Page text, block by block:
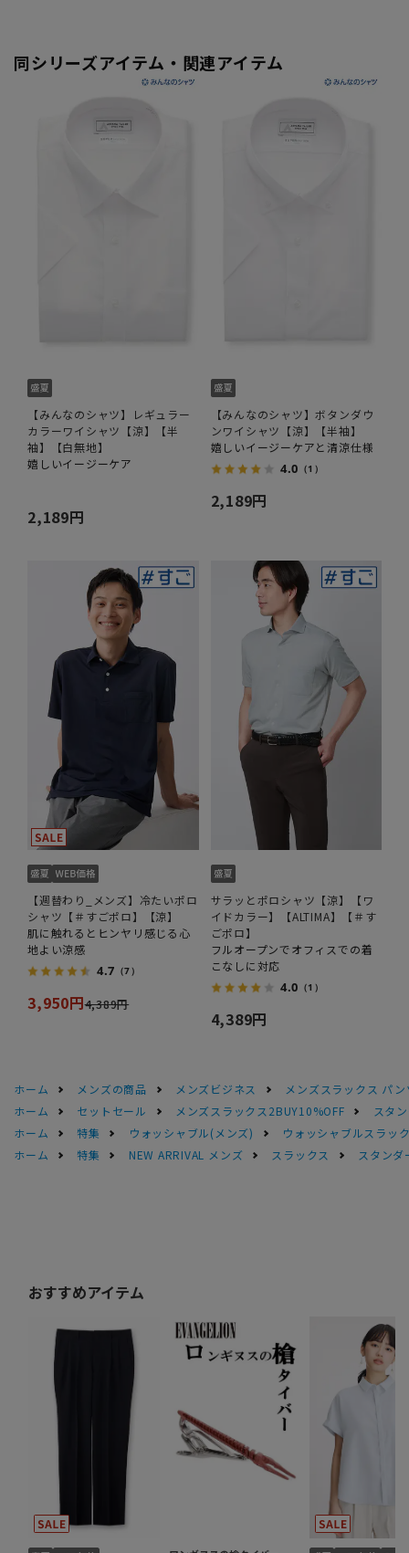
同シリーズアイテム・関連アイテム
【みんなのシャツ】レギュラー
カラーワイシャツ【涼】【半
袖】【白無地】
嬉しいイージーケア
2,189円
【みんなのシャツ】ボタンダウ
ンワイシャツ【涼】【半袖】
嬉しいイージーケアと清涼仕様
4.0 （1）
2,189円
【週替わり_メンズ】冷たいポロ
シャツ【＃すごポロ】【涼】
肌に触れるとヒンヤリ感じる心
地よい涼感
4.7 （7）
3,950円4,389円
サラッとポロシャツ【涼】【ワ
イドカラー】【ALTIMA】【＃す
ごポロ】
フルオープンでオフィスでの着
こなしに対応
4.0 （1）
4,389円
ホーム メンズの商品 メンズビジネス
メンズスラックス パン
ホーム
セットセール メンズスラックス2BUY10%OFF
スタ
ホーム
特集 ウォッシャブル(メンズ)
ウォッシャブルスラッ
ホーム
特集 NEW ARRIVAL メンズ スラックス スタン